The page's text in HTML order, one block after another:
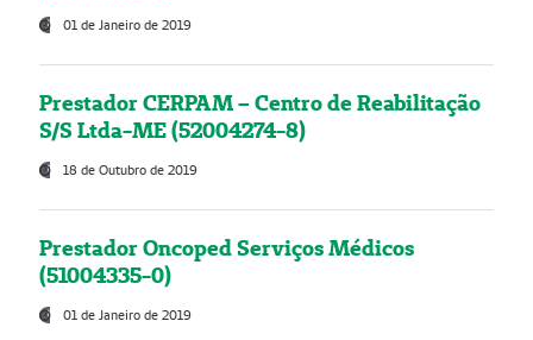
01 de Janeiro de 2019
Prestador CERPAM – Centro de Reabilitação
S/S Ltda-ME (52004274-8)
18 de Outubro de 2019
Prestador Oncoped Serviços Médicos
(51004335-0)
01 de Janeiro de 2019